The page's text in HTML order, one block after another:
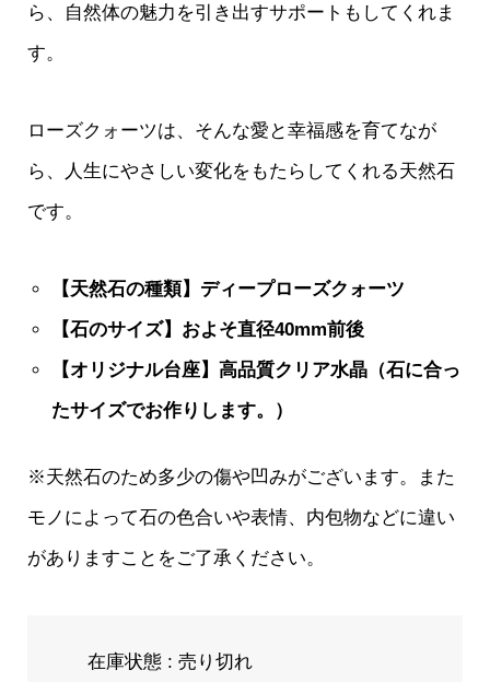
ら、自然体の魅力を引き出すサポートもしてくれま
す。
ローズクォーツは、そんな愛と幸福感を育てなが
ら、人生にやさしい変化をもたらしてくれる天然石
です。
【天然石の種類】ディープローズクォーツ
【石のサイズ】およそ直径40mm前後
【オリジナル台座】高品質クリア水晶（石に合っ
たサイズでお作りします。）
※天然石のため多少の傷や凹みがございます。また
モノによって石の色合いや表情、内包物などに違い
がありますことをご了承ください。
在庫状態 : 売り切れ